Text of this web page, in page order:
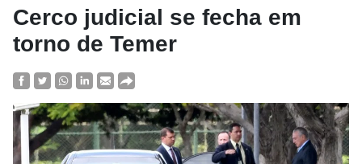
Cerco judicial se fecha em
torno de Temer